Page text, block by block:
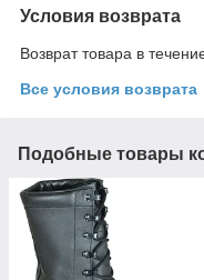
Условия возврата
Возврат товара в
Все условия возврата
Подобные товары